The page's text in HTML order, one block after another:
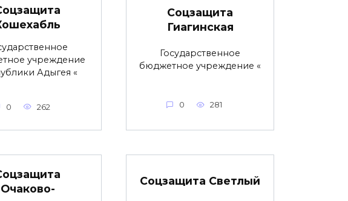
учреждение
Адыгея «
0 262
Соцзащита
Гиагинская
Государственное
бюджетное учреждение «
0 281
Очаково-
Соцзащита Светлый